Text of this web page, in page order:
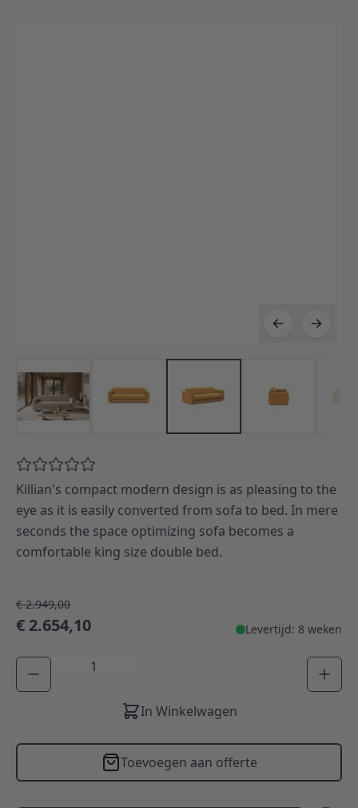
Killian's compact modern design is as pleasing to the
eye as it is easily converted from sofa to bed. In mere
seconds the space optimizing sofa becomes a
comfortable king size double bed.
€ 2.949,00
€ 2.654,10 Levertijd: 8 weken
Aantal
In Winkelwagen
Toevoegen aan offerte